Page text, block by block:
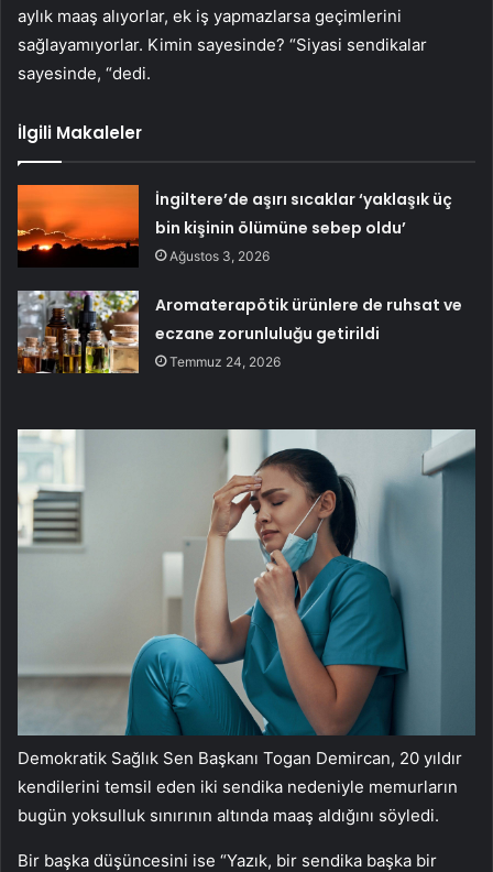
aylık maaş alıyorlar, ek iş yapmazlarsa geçimlerini
sağlayamıyorlar. Kimin sayesinde? “Siyasi sendikalar
sayesinde, “dedi.
İlgili Makaleler
İngiltere’de aşırı sıcaklar ‘yaklaşık üç
bin kişinin ölümüne sebep oldu’
Ağustos 3, 2026
Aromaterapötik ürünlere de ruhsat ve
eczane zorunluluğu getirildi
Temmuz 24, 2026
Demokratik Sağlık Sen Başkanı Togan Demircan, 20 yıldır
kendilerini temsil eden iki sendika nedeniyle memurların
bugün yoksulluk sınırının altında maaş aldığını söyledi.
Bir başka düşüncesini ise “Yazık, bir sendika başka bir